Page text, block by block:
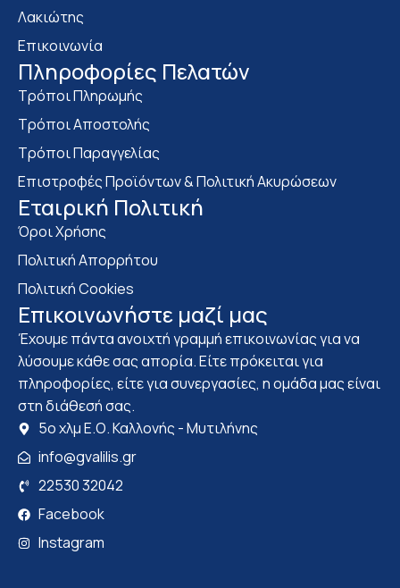
Λακιώτης
Επικοινωνία
Πληροφορίες Πελατών
Τρόποι Πληρωμής
Τρόποι Αποστολής
Τρόποι Παραγγελίας
Επιστροφές Προϊόντων & Πολιτική Ακυρώσεων
Eταιρική Πολιτική
Όροι Χρήσης
Πολιτική Απορρήτου
Πολιτική Cookies
Επικοινωνήστε μαζί μας
Έχουμε πάντα ανοιχτή γραμμή επικοινωνίας για να
λύσουμε κάθε σας απορία. Είτε πρόκειται για
πληροφορίες, είτε για συνεργασίες, η ομάδα μας είναι
στη διάθεσή σας.
5ο χλμ Ε.Ο. Καλλονής - Μυτιλήνης
info@gvalilis.gr
22530 32042
Facebook
Instagram